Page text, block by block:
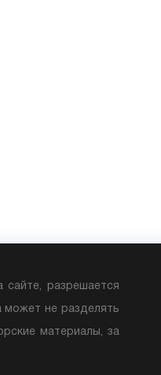
сайте, разрешается
может не разделять
материалы, за